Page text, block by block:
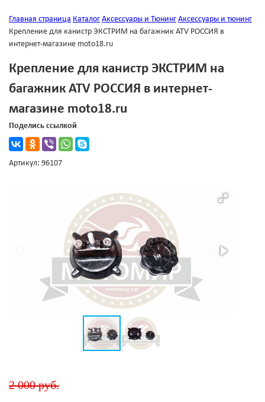
Главная страница Каталог Аксессуары и Тюнинг Аксессуары и тюнинг
Крепление для канистр ЭКСТРИМ на багажник ATV РОССИЯ в
интернет-магазине moto18.ru
Крепление для канистр ЭКСТРИМ на
багажник ATV РОССИЯ в интернет-
магазине moto18.ru
Поделись ссылкой
Артикул: 96107
2 000 руб.